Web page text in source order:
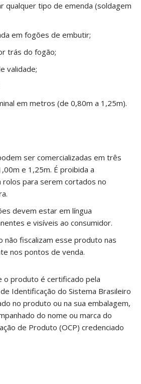
qualquer tipo de emenda (soldagem
em fogões de embutir;
trás do fogão;
validade;
em metros (de 0,80m a 1,25m).
ser comercializadas em três
e 1,25m. É proibida a
rolos para serem cortados no
devem estar em língua
e visíveis ao consumidor.
não fiscalizam esse produto nas
nos pontos de venda.
o produto é certificado pela
Identificação do Sistema Brasileiro
no produto ou na sua embalagem,
do nome ou marca do
de Produto (OCP) credenciado